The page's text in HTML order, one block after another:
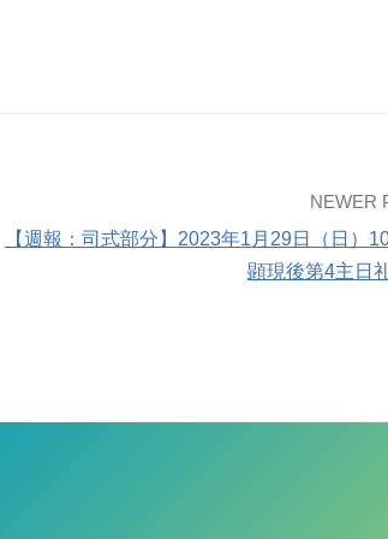
NEWER
【週報：司式部分】2023年1月29日（日）
顕現後第4主日